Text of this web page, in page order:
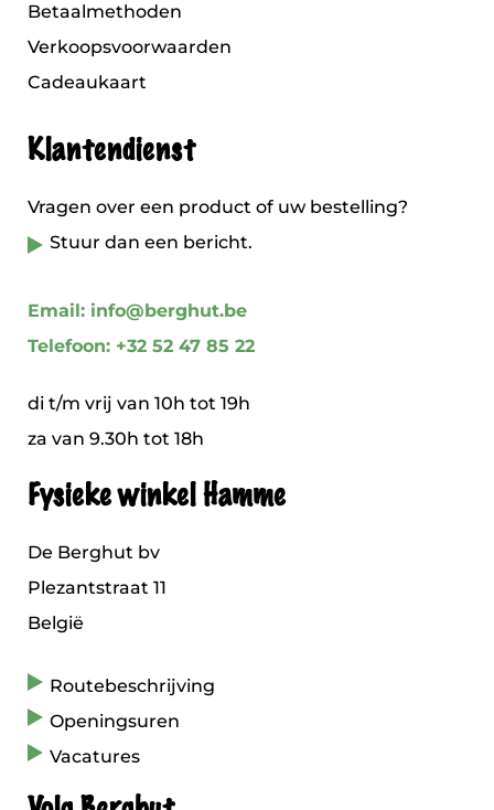
Betaalmethoden
Verkoopsvoorwaarden
Cadeaukaart
Klantendienst
Vragen over een product of uw bestelling?
Stuur dan een bericht.
Email: info@berghut.be
Telefoon: +32 52 47 85 22
di t/m vrij van 10h tot 19h
za van 9.30h tot 18h
Fysieke winkel Hamme
De Berghut bv
Plezantstraat 11
België
Routebeschrijving
Openingsuren
Vacatures